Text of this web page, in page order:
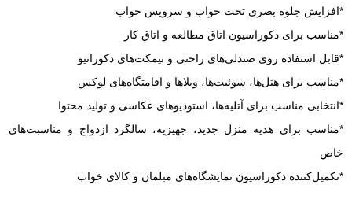
*افزایش جلوه بصری تخت خواب و سرویس خواب
*مناسب برای دکوراسیون اتاق مطالعه و اتاق کار
*قابل استفاده روی صندلی‌های راحتی و نیمکت‌های دکوراتیو
*مناسب برای هتل‌ها، سوئیت‌ها، ویلاها و اقامتگاه‌های لوکس
*انتخابی مناسب برای آتلیه‌ها، استودیوهای عکاسی و تولید محتوا
*مناسب برای هدیه منزل جدید، جهیزیه، سالگرد ازدواج و مناسبت‌های
خاص
*تکمیل‌کننده دکوراسیون نمایشگاه‌های مبلمان و کالای خواب